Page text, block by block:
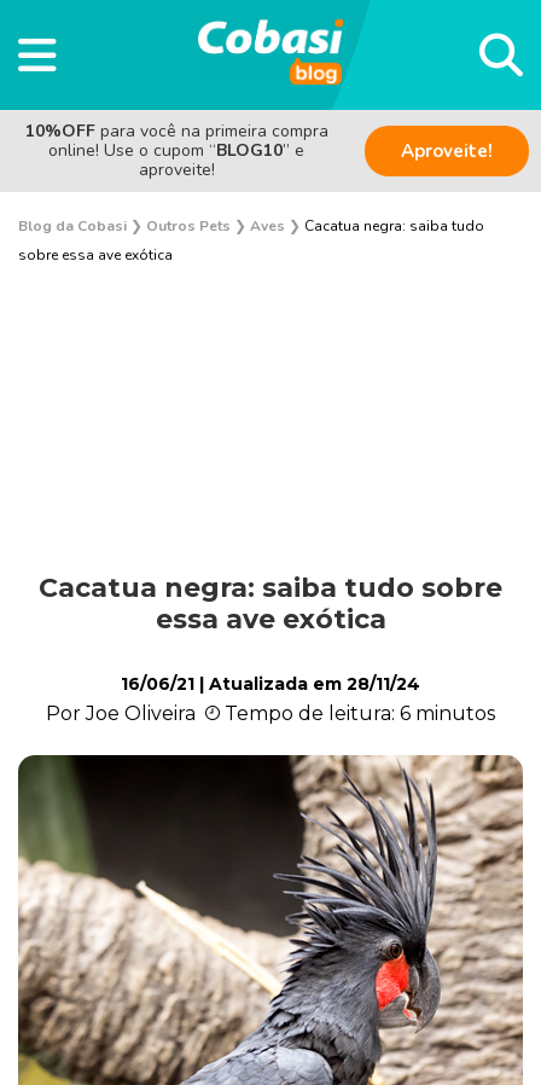
10%OFF para você na primeira compra
online! Use o cupom “BLOG10” e
aproveite!
Aproveite!
Blog da Cobasi ❯ Outros Pets ❯ Aves ❯ Cacatua negra: saiba tudo
sobre essa ave exótica
Saúde
Roedores
Quiz
Plantas e Flores
Cacatua negra: saiba tudo sobre
essa ave exótica
16/06/21 | Atualizada em 28/11/24
Por Joe Oliveira Tempo de leitura: 6 minutos